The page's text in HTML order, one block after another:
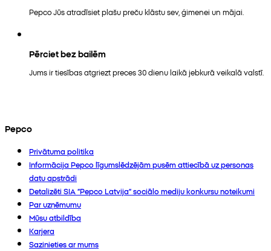
Pepco Jūs atradīsiet plašu preču klāstu sev, ģimenei un mājai.
Pērciet bez bailēm
Jums ir tiesības atgriezt preces 30 dienu laikā jebkurā veikalā valstī.
Pepco
Privātuma politika
Informācija Pepco līgumslēdzējām pusēm attiecībā uz personas
datu apstrādi
Detalizēti SIA “Pepco Latvija” sociālo mediju konkursu noteikumi
Par uzņēmumu
Mūsu atbildība
Karjera
Sazinieties ar mums